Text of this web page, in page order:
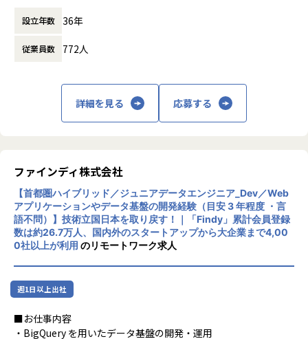
・ETL/ELT処理およびデータパイプラインの開発
・クラウドとのデータ連携基盤構築
・顧客折衝、課題整理、データ活用に関する提案
【ポジションの魅力】
・プライム案件へのチャレンジが可能！
・平均年間昇給率7.2%！
・ハイブリッド勤務あり！
・平均残業時間が月10時間！ワークライフバランスも整った
環境です。
■ホープスの魅力
▼キャリア支援・成長環境
・明確な評価制度「昇給率7.2％」（2024年度実績）
・所属のデータエンジニア/サイエンティストで実施する分科
会（週次）での技術交流
企業競争力を向上させることを使命としてい
チ開発やコンサルティングまで幅広いサービ
スを提供しています。クラウドERPやローコ
ード開発を柱とし、業務効率化やDX推進、経
CloudやOracle ERP Cloudなどを活用し、企
業の業務プロセスを最適化し、経営管理の強
化を図っています1。
社風/文化
ホープスは、若手社員が活躍できる環境で、
社内の風通しが良く、活気に満ちた雰囲気が
特徴です。多様性を重視し、様々な国籍や背
設立年数 36年
従業員数 772人
詳細を見る 応募する
ファインディ株式会社
【首都圏ハイブリッド／ジュニアデータエンジニア_Dev／Web
アプリケーションやデータ基盤の開発経験（目安 3 年程度 ・言
語不問）】技術立国日本を取り戻す！｜「Findy」累計会員登録
数は約26.7万人、国内外のスタートアップから大企業まで4,00
0社以上が利用 のリモートワーク求人
週1日以上出社
■お仕事内容
・BigQuery を用いたデータ基盤の開発・運用